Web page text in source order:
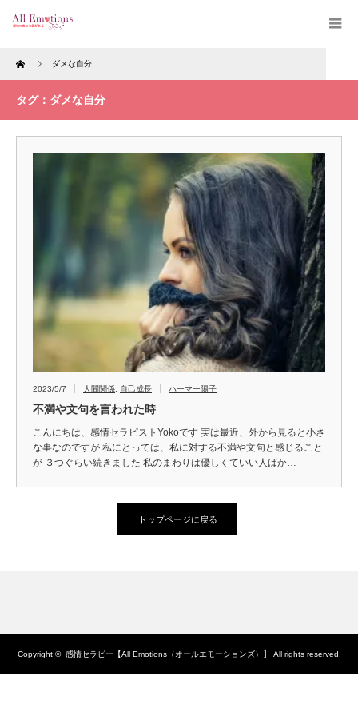
Home ダメな自分
タグ：ダメな自分
2023/5/7 人間関係 自己成長 ハーマー陽子
不満や文句を言われた時
こんにちは、感情セラピストYokoです 実は最近、外から見ると小さ
な事なのですが 私にとっては、私に対する不満や文句と感じること
が ３つぐらい続きました 私のまわりは優しくていい人ばか…
トップページに戻る
Copyright © 感情セラピー【All Emotions（オールエモーションズ）】 All rights reserved.